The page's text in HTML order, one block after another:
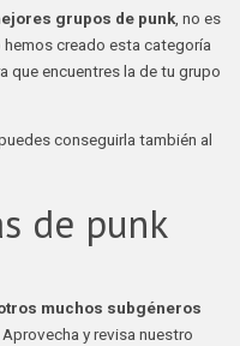
grupos de punk , no es
creado esta categoría
que encuentres la de tu grupo
conseguirla también al
de punk
muchos subgéneros
y revisa nuestro